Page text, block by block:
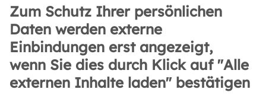
Zum Schutz Ihrer persönlichen
Daten werden externe
Einbindungen erst angezeigt,
wenn Sie dies durch Klick auf "Alle
externen Inhalte laden" bestätigen